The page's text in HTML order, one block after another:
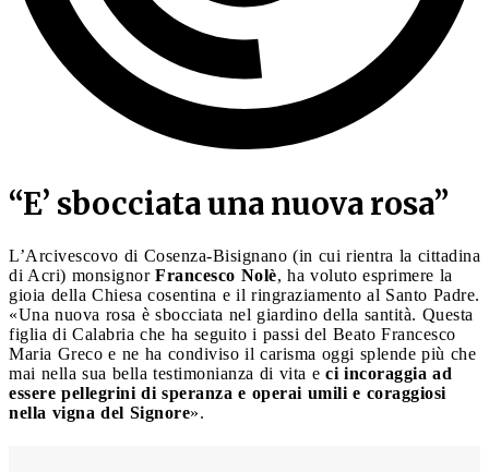
“E’ sbocciata una nuova rosa”
L’Arcivescovo di Cosenza-Bisignano (in cui rientra la cittadina
di Acri) monsignor Francesco Nolè, ha voluto esprimere la
gioia della Chiesa cosentina e il ringraziamento al Santo Padre.
«Una nuova rosa è sbocciata nel giardino della santità. Questa
figlia di Calabria che ha seguito i passi del Beato Francesco
Maria Greco e ne ha condiviso il carisma oggi splende più che
mai nella sua bella testimonianza di vita e ci incoraggia ad
essere pellegrini di speranza e operai umili e coraggiosi
nella vigna del Signore».